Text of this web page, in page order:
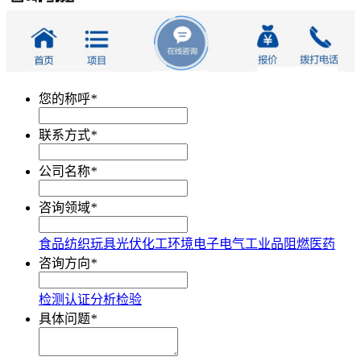
您的称呼*
联系方式*
公司名称*
咨询领域*
食品纺织玩具光伏化工环境电子电气工业品 阻燃医药
咨询方向*
检测认证分析检验
具体问题*